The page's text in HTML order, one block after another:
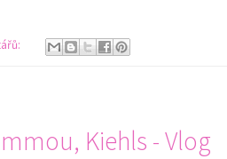
Kiehls - Vlog